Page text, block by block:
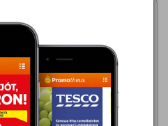
TESCO
2026.07.29 - 08.11
929,00 Ft